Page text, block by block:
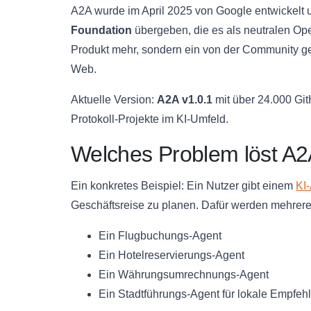
A2A wurde im April 2025 von Google
Foundation übergeben, die es als neutralen
Produkt mehr, sondern ein von der Community
Web.
Aktuelle Version: A2A v1.0.1 mit über 24.000
Protokoll-Projekte im KI-Umfeld.
Welches Problem löst
Ein konkretes Beispiel: Ein Nutzer gibt einem
Geschäftsreise zu planen. Dafür werden
Ein Flugbuchungs-Agent
Ein Hotelreservierungs-Agent
Ein Währungsumrechnungs-Agent
Ein Stadtführungs-Agent für lokale